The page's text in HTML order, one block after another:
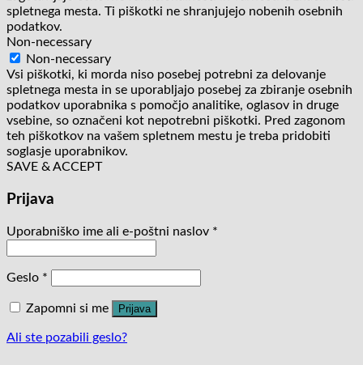
spletnega mesta. Ti piškotki ne shranjujejo nobenih osebnih
podatkov.
Non-necessary
Non-necessary
Vsi piškotki, ki morda niso posebej potrebni za delovanje
spletnega mesta in se uporabljajo posebej za zbiranje osebnih
podatkov uporabnika s pomočjo analitike, oglasov in druge
vsebine, so označeni kot nepotrebni piškotki. Pred zagonom
teh piškotkov na vašem spletnem mestu je treba pridobiti
soglasje uporabnikov.
SAVE & ACCEPT
Prijava
Uporabniško ime ali e-poštni naslov *
Geslo *
Zapomni si me Prijava
Ali ste pozabili geslo?